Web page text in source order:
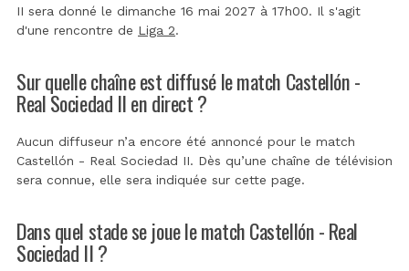
II sera donné le dimanche 16 mai 2027 à 17h00. Il s'agit
d'une rencontre de Liga 2.
Sur quelle chaîne est diffusé le match Castellón -
Real Sociedad II en direct ?
Aucun diffuseur n’a encore été annoncé pour le match
Castellón - Real Sociedad II. Dès qu’une chaîne de télévision
sera connue, elle sera indiquée sur cette page.
Dans quel stade se joue le match Castellón - Real
Sociedad II ?